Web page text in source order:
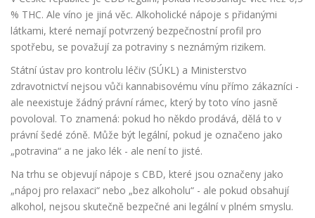
% THC. Ale víno je jiná věc. Alkoholické nápoje s přidanými
látkami, které nemají potvrzený bezpečnostní profil pro
spotřebu, se považují za potraviny s neznámým rizikem.
Státní ústav pro kontrolu léčiv (SÚKL) a Ministerstvo
zdravotnictví nejsou vůči kannabisovému vínu přímo zákazníci -
ale neexistuje žádný právní rámec, který by toto víno jasně
povoloval. To znamená: pokud ho někdo prodává, dělá to v
právní šedé zóně. Může být legální, pokud je označeno jako
„potravina“ a ne jako lék - ale není to jisté.
Na trhu se objevují nápoje s CBD, které jsou označeny jako
„nápoj pro relaxaci“ nebo „bez alkoholu“ - ale pokud obsahují
alkohol, nejsou skutečně bezpečné ani legální v plném smyslu.